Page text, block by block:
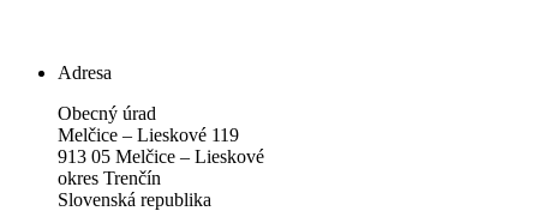
Adresa
Obecný úrad
Melčice – Lieskové 119
913 05 Melčice – Lieskové
okres Trenčín
Slovenská republika